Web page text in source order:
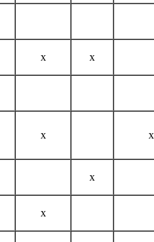
x x
x x
x
x